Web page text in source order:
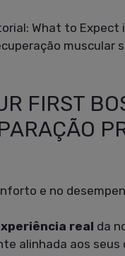
What to Expect
muscular
FIRST
e no
real da
alinhada aos seus